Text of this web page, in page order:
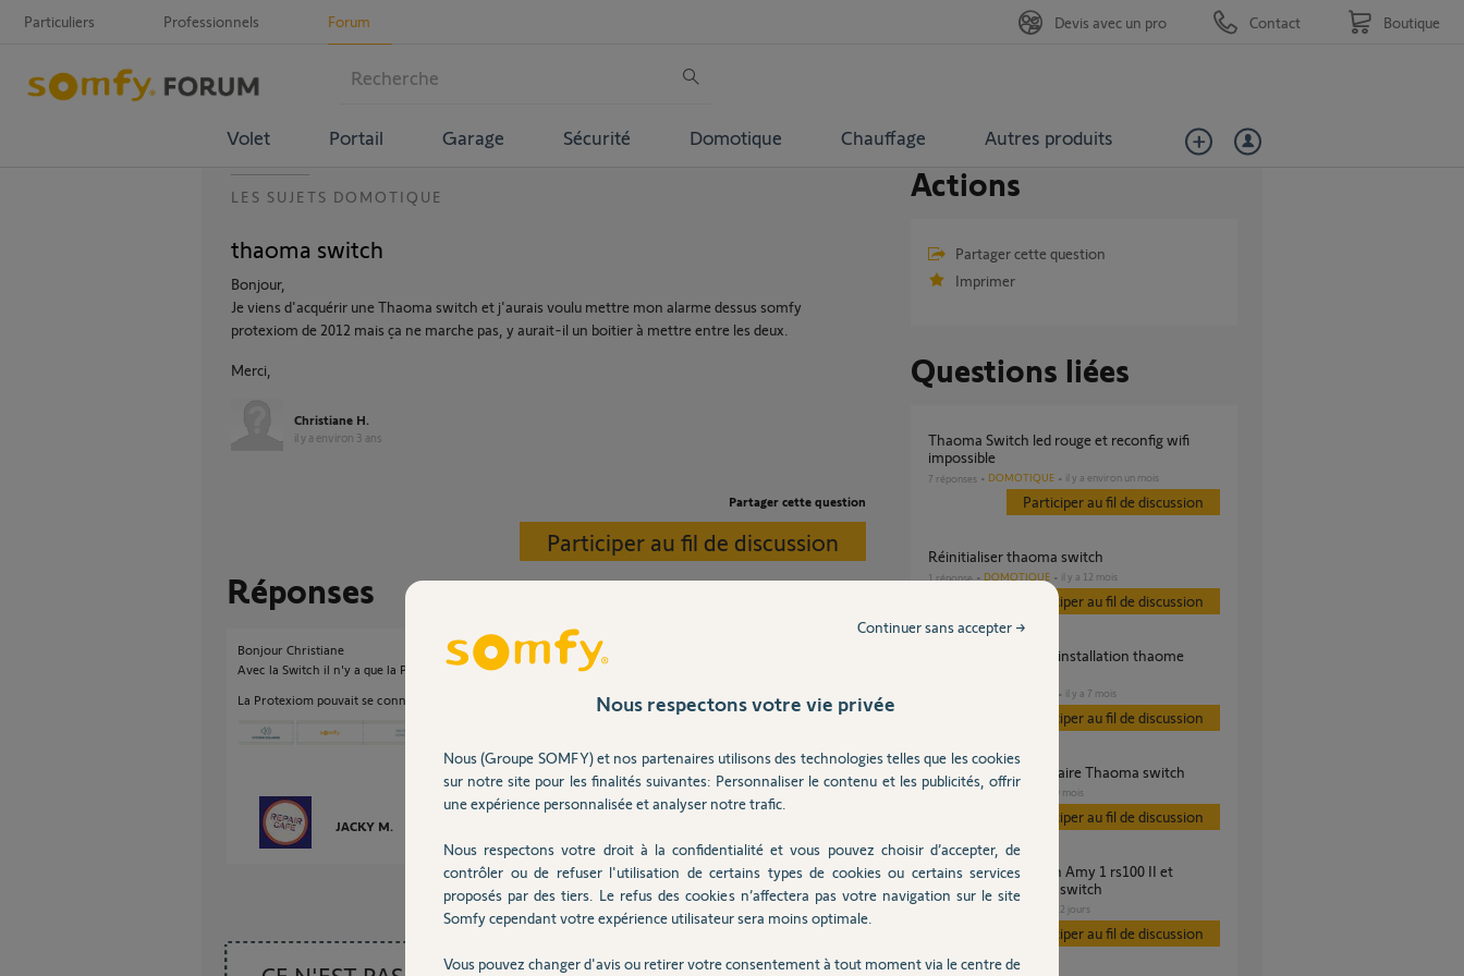
Particuliers Professionnels Forum
Volet Portail Garage Sécurité Domotique Chauffage Autres produits
Devis avec un pro Contact Boutique
LES SUJETS DOMOTIQUE
thaoma switch
Bonjour,
Je viens d'acquérir une Thaoma switch et j'aurais voulu mettre mon alarme dessus somfy
protexiom de 2012 mais ça ne marche pas, y aurait-il un boitier à mettre entre les deux.
Merci,
Christiane H.
il y a environ 3 ans
Partager cette question
Participer au fil de discussion
Réponses
Bonjour Christiane
Avec la Switch il n'y a que la Protexial qui peut se connecter.
La Protexiom pouvait se connecter avec l'ancienne Tahoma V2
JACKY M.
Actions
Partager cette question
Imprimer
Questions liées
Thaoma Switch led rouge et reconfig wifi
impossible
7 réponses DOMOTIQUE il y a environ un mois
Participer au fil de discussion
Réinitialiser thaoma switch
1 réponse DOMOTIQUE il y a 12 mois
Participer au fil de discussion
il y a 7 mois
Participer au fil de discussion
Programmation horaire Thaoma switch
il y a 9 mois
Participer au fil de discussion
Problème connexion Amy 1 rs100 II et
application TaHoma switch
il y a 22 jours
Participer au fil de discussion
Nous respectons votre vie privée
Nous (Groupe SOMFY) et nos partenaires utilisons des technologies telles que les cookies
sur notre site pour les finalités suivantes: Personnaliser le contenu et les publicités, offrir
une expérience personnalisée et analyser notre trafic.
Nous respectons votre droit à la confidentialité et vous pouvez choisir d’accepter, de
contrôler ou de refuser l'utilisation de certains types de cookies ou certains services
proposés par des tiers. Le refus des cookies n’affectera pas votre navigation sur le site
Somfy cependant votre expérience utilisateur sera moins optimale.
Vous pouvez changer d'avis ou retirer votre consentement à tout moment via le centre de
Continuer sans accepter →